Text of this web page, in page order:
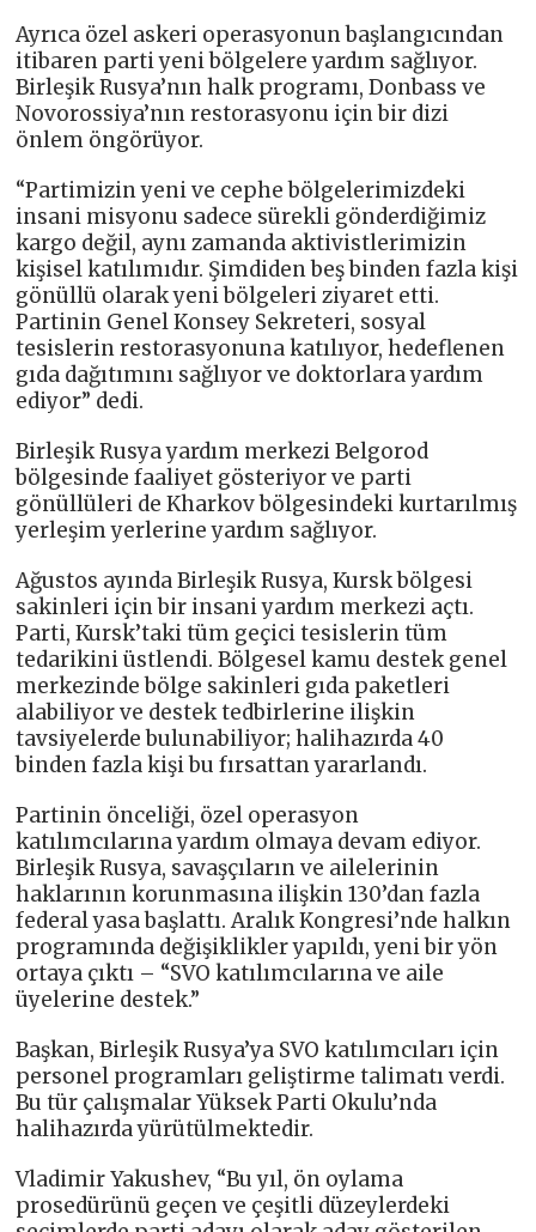
Ayrıca özel askeri operasyonun başlangıcından
itibaren parti yeni bölgelere yardım sağlıyor.
Birleşik Rusya’nın halk programı, Donbass ve
Novorossiya’nın restorasyonu için bir dizi
önlem öngörüyor.
“Partimizin yeni ve cephe bölgelerimizdeki
insani misyonu sadece sürekli gönderdiğimiz
kargo değil, aynı zamanda aktivistlerimizin
kişisel katılımıdır. Şimdiden beş binden fazla kişi
gönüllü olarak yeni bölgeleri ziyaret etti.
Partinin Genel Konsey Sekreteri, sosyal
tesislerin restorasyonuna katılıyor, hedeflenen
gıda dağıtımını sağlıyor ve doktorlara yardım
ediyor” dedi.
Birleşik Rusya yardım merkezi Belgorod
bölgesinde faaliyet gösteriyor ve parti
gönüllüleri de Kharkov bölgesindeki kurtarılmış
yerleşim yerlerine yardım sağlıyor.
Ağustos ayında Birleşik Rusya, Kursk bölgesi
sakinleri için bir insani yardım merkezi açtı.
Parti, Kursk’taki tüm geçici tesislerin tüm
tedarikini üstlendi. Bölgesel kamu destek genel
merkezinde bölge sakinleri gıda paketleri
alabiliyor ve destek tedbirlerine ilişkin
tavsiyelerde bulunabiliyor; halihazırda 40
binden fazla kişi bu fırsattan yararlandı.
Partinin önceliği, özel operasyon
katılımcılarına yardım olmaya devam ediyor.
Birleşik Rusya, savaşçıların ve ailelerinin
haklarının korunmasına ilişkin 130’dan fazla
federal yasa başlattı. Aralık Kongresi’nde halkın
programında değişiklikler yapıldı, yeni bir yön
ortaya çıktı – “SVO katılımcılarına ve aile
üyelerine destek.”
Başkan, Birleşik Rusya’ya SVO katılımcıları için
personel programları geliştirme talimatı verdi.
Bu tür çalışmalar Yüksek Parti Okulu’nda
halihazırda yürütülmektedir.
Vladimir Yakushev, “Bu yıl, ön oylama
prosedürünü geçen ve çeşitli düzeylerdeki